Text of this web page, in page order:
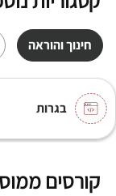
חינוך והוראה
בגרות
קורסים